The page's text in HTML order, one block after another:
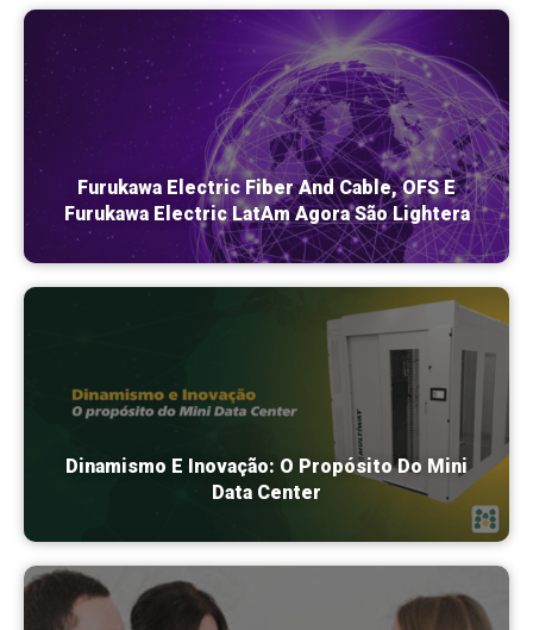
Furukawa Electric Fiber And Cable, OFS E
Furukawa Electric LatAm Agora São Lightera
Dinamismo E Inovação: O Propósito Do Mini
Data Center